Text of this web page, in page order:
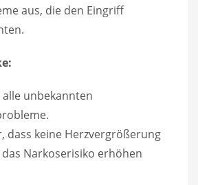
aus, die den Eingriff
unbekannten
dass keine Herzvergrößerung
Narkoserisiko erhöhen